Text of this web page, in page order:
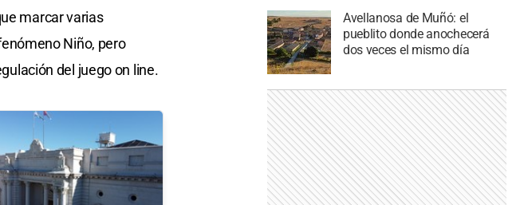
marcar varias
Niño, pero
del juego on line.
Avellanosa de Muñó: el
pueblito donde anochecerá
dos veces el mismo día